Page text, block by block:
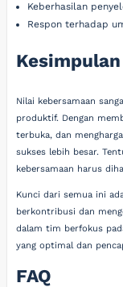
Keberhasilan
Respon terhadap
Kesimpulan
Nilai kebersamaan
produktif. Dengan
terbuka, dan
sukses lebih besar.
kebersamaan harus
Kunci dari semua ini
berkontribusi dan
dalam tim berfokus
yang optimal dan
FAQ